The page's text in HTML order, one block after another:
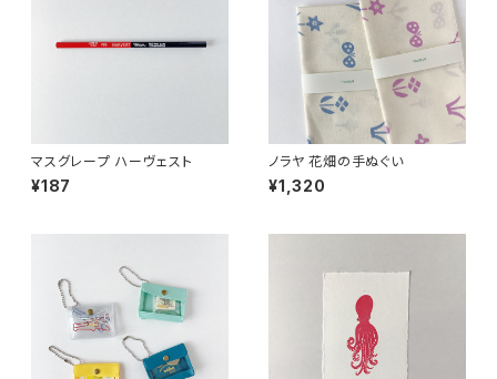
マスグレープ ハーヴェスト
¥187
ノラヤ 花畑の手ぬぐい
¥1,320